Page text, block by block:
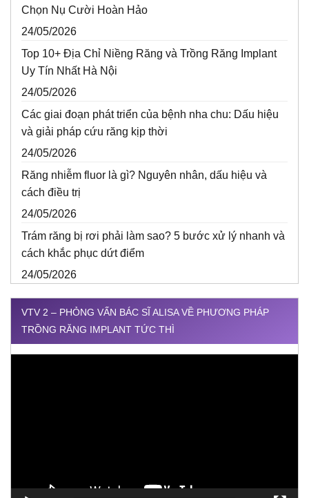
Chọn Nụ Cười Hoàn Hảo
24/05/2026
Top 10+ Địa Chỉ Niềng Răng và Trồng Răng Implant
Uy Tín Nhất Hà Nội
24/05/2026
Các giai đoạn phát triển của bệnh nha chu: Dấu hiệu
và giải pháp cứu răng kịp thời
24/05/2026
Răng nhiễm fluor là gì? Nguyên nhân, dấu hiệu và
cách điều trị
24/05/2026
Trám răng bị rơi phải làm sao? 5 bước xử lý nhanh và
cách khắc phục dứt điểm
24/05/2026
VTV 2 – PHỎNG VẤN BÁC SĨ ALISA VỀ PHƯƠNG PHÁP
TRỒNG RĂNG IMPLANT TỨC THÌ